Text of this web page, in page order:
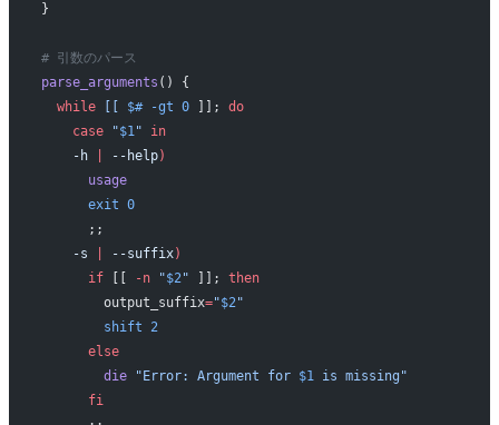
}
# 引数のパース
parse_arguments () {
  while
[[ $# -gt 0 ]]; do
    case
"$1" in
    -h
| --help)
      usage
      exit
0
      ;;
    -s
--suffix)
      if
[[ -n "$2" ]]; then
        output_suffix
="$2"
        shift
2
      else
        die
"Error: Argument for $1 is missing"
      fi